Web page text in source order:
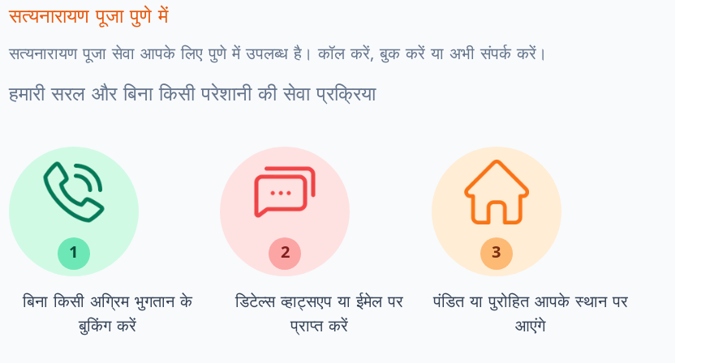
सत्यनारायण पूजा पुणे में
सत्यनारायण पूजा सेवा आपके लिए पुणे में उपलब्ध है। कॉल करें, बुक करें या अभी संपर्क करें।
हमारी सरल और बिना किसी परेशानी की सेवा प्रक्रिया
1
बिना किसी अग्रिम भुगतान के
बुकिंग करें
2
डिटेल्स व्हाट्सएप या ईमेल पर
प्राप्त करें
3
पंडित या पुरोहित आपके स्थान पर
आएंगे